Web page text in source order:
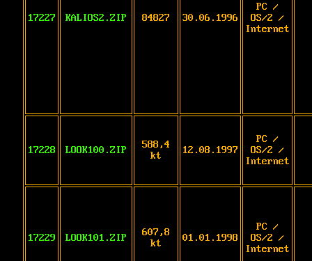
17227 KALIOS2.ZIP 84827 30.06.1996
PC /
OS/2 /
Internet
17228 LOOK100.ZIP
588,4
kt
12.08.1997
PC /
OS/2 /
Internet
17229 LOOK101.ZIP
607,8
kt
01.01.1998
PC /
OS/2 /
Internet